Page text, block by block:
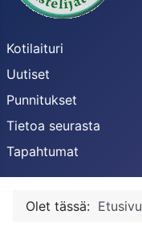
Kotilaituri
Uutiset
Punnitukset
Tietoa seurasta
Tapahtumat
Olet tässä: Etusivu